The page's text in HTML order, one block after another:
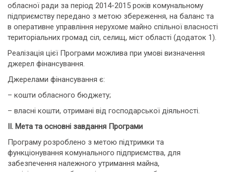
обласної ради за період 2014-2015 років комунальному
підприємству передано з метою збереження, на баланс та
в оперативне управління нерухоме майно спільної власності
територіальних громад сіл, селищ, міст області (додаток 1).
Реалізація цієї Програми можлива при умові визначення
джерел фінансування.
Джерелами фінансування є:
– кошти обласного бюджету;
– власні кошти, отримані від господарської діяльності.
II. Мета та основні завдання Програми
Програму розроблено з метою підтримки та
функціонування комунального підприємства, для
забезпечення належного утримання майна,